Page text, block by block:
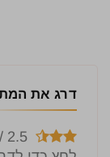
דרג את